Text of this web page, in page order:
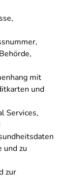
mit
und
Services,
und zu
zur